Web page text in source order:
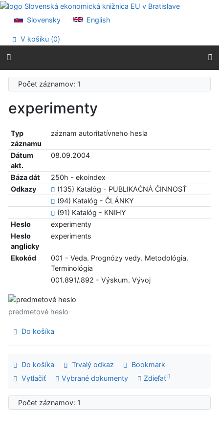
Prejsť na obsah
Prehlásenie o webovej prístupnosti
Slovensky English
V košíku (0)
Počet záznamov: 1
experimenty
Typ
záznamu
záznam autoritatívneho hesla
Dátum
akt.
08.09.2004
Báza dát
250h - ekoindex
Odkazy
(135) Katalóg - PUBLIKAČNÁ ČINNOSŤ
(94) Katalóg - ČLÁNKY
(91) Katalóg - KNIHY
Heslo
experimenty
Heslo
anglicky
experiments
Ekokód
001 - Veda. Prognózy vedy. Metodológia.
Terminológia
001.891/.892 - Výskum. Vývoj
predmetové heslo
Do košíka
Do košíka Trvalý odkaz
Bookmark
Vytlačiť
Vybrané dokumenty Zdieľať
Počet záznamov: 1